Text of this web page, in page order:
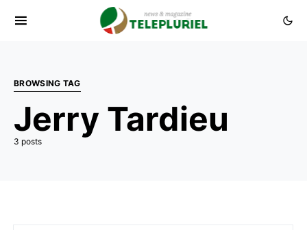
BROWSING TAG
Jerry Tardieu
3 posts